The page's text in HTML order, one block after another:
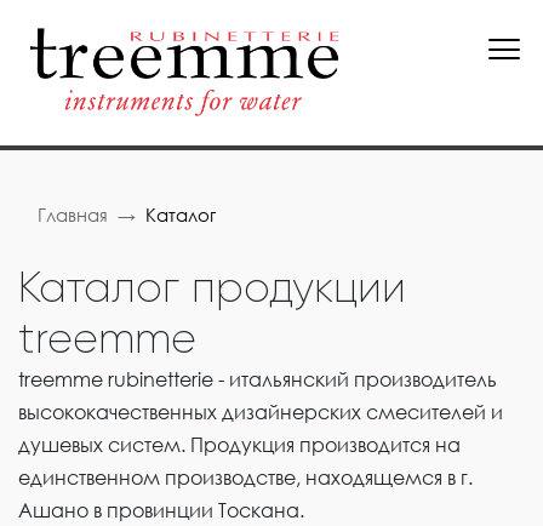
Главная Каталог
Каталог продукции
treemme
treemme rubinetterie - итальянский производитель
высококачественных дизайнерских смесителей и
душевых систем. Продукция производится на
единственном производстве, находящемся в г.
Ашано в провинции Тоскана.